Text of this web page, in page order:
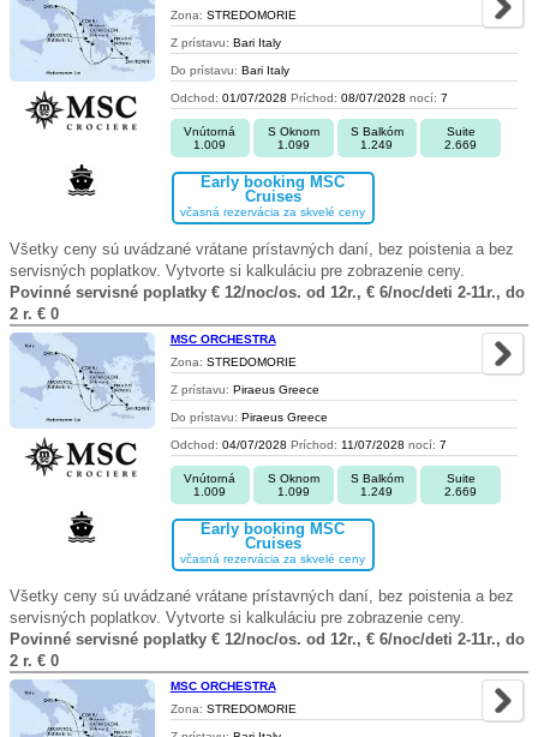
Zona: STREDOMORIE
Z prístavu: Bari Italy
Do prístavu: Bari Italy
Odchod: 01/07/2028 Príchod: 08/07/2028 nocí: 7
Vnútorná
1.009
S Oknom
1.099
S Balkóm
1.249
Suite
2.669
Early booking MSC
Cruises
včasná rezervácia za skvelé ceny
Všetky ceny sú uvádzané vrátane prístavných daní, bez poistenia a bez
servisných poplatkov. Vytvorte si kalkuláciu pre zobrazenie ceny.
Povinné servisné poplatky € 12/noc/os. od 12r., € 6/noc/deti 2-11r., do
2 r. € 0
MSC ORCHESTRA
Zona: STREDOMORIE
Z prístavu: Piraeus Greece
Do prístavu: Piraeus Greece
Odchod: 04/07/2028 Príchod: 11/07/2028 nocí: 7
Vnútorná
1.009
S Oknom
1.099
S Balkóm
1.249
Suite
2.669
Early booking MSC
Cruises
včasná rezervácia za skvelé ceny
Všetky ceny sú uvádzané vrátane prístavných daní, bez poistenia a bez
servisných poplatkov. Vytvorte si kalkuláciu pre zobrazenie ceny.
Povinné servisné poplatky € 12/noc/os. od 12r., € 6/noc/deti 2-11r., do
2 r. € 0
MSC ORCHESTRA
Zona: STREDOMORIE